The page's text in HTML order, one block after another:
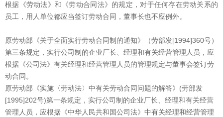
根据《劳动法》和《劳动合同法》的规定，对于任何存在劳动关系的
员工，用人单位都应当签订劳动合同，董事长也不应例外。
原劳动部《关于全面实行劳动合同制的通知》（劳部发[1994]360号）
第三条规定，实行公司制的企业厂长、经理和有关经营管理人员，应
根据《公司法》有关经理和经营管理人员的管理规定与董事会签订劳
动合同。
原劳动部《实施〈劳动法〉中有关劳动合同问题的解答》(劳部发
[1995]202号)第一条规定，实行公司制的企业厂长、经理和有关经营
管理人员，应根据《中华人民共和国公司法》中有关经理和经营管理